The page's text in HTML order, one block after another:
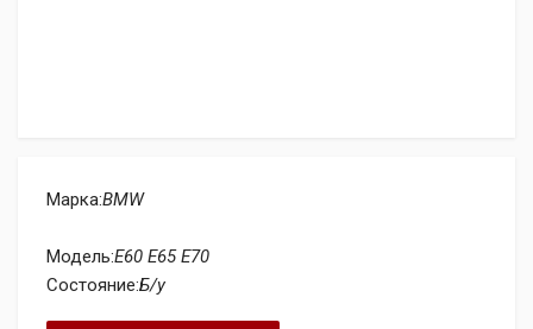
Марка:BMW
Модель:E60 E65 E70
Состояние:Б/у